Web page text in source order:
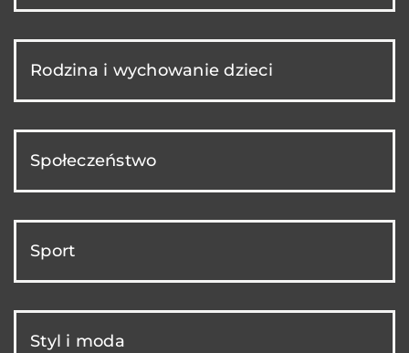
Rodzina i wychowanie dzieci
Społeczeństwo
Sport
Styl i moda